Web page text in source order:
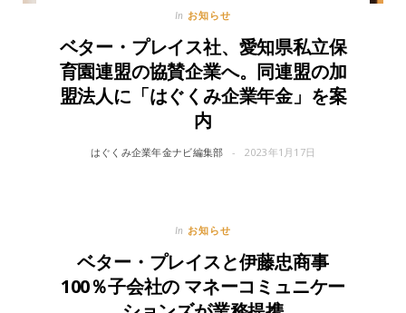
In お知らせ
ベター・プレイス社、愛知県私立保
育園連盟の協賛企業へ。同連盟の加
盟法人に「はぐくみ企業年金」を案
内
はぐくみ企業年金ナビ編集部 2023年1月17日
In お知らせ
ベター・プレイスと伊藤忠商事
100％子会社の マネーコミュニケー